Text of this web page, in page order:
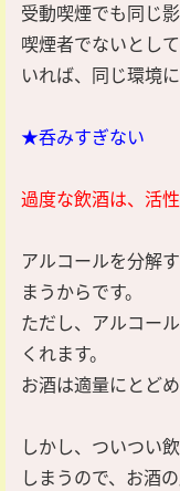
受動喫煙でも同じ影
喫煙者でないとし
いれば、同じ環境
★呑みすぎない
過度な飲酒は、活
アルコールを分解
まうからです。
ただし、アルコー
くれます。
お酒は適量にとど
しかし、ついつい
しまうので、お酒